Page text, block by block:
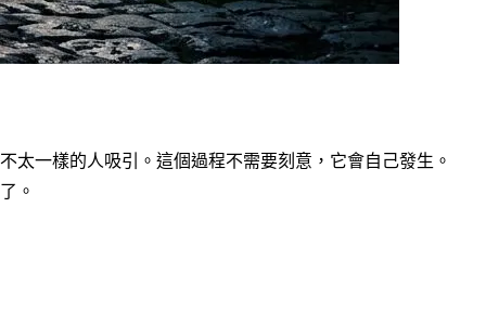
太一樣的人吸引。這個過程不需要刻意，它會自己發生。
。